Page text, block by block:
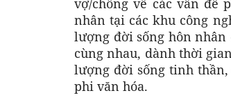
vợ/chồng về các vấn đề
nhân tại các khu công
lượng đời sống hôn
cùng nhau, dành thời
lượng đời sống tinh
phi văn hóa.